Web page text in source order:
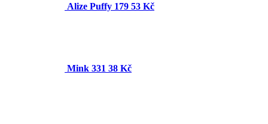
Alize Puffy 179 53 Kč
Mink 331 38 Kč